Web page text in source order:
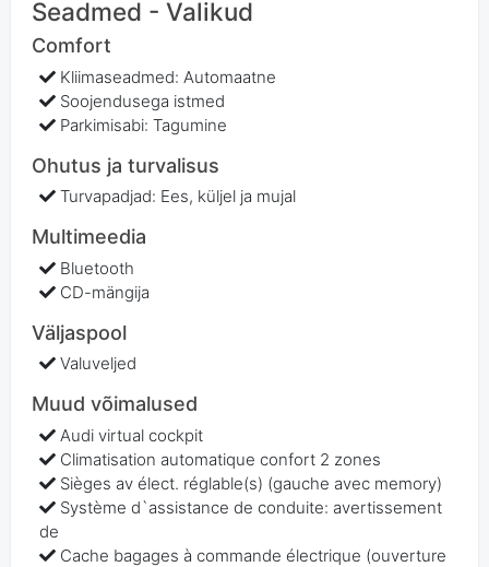
Seadmed - Valikud
Comfort
Kliimaseadmed: Automaatne
Soojendusega istmed
Parkimisabi: Tagumine
Ohutus ja turvalisus
Turvapadjad: Ees, küljel ja mujal
Multimeedia
Bluetooth
CD-mängija
Väljaspool
Valuveljed
Muud võimalused
Audi virtual cockpit
Climatisation automatique confort 2 zones
Sièges av élect. réglable(s) (gauche avec memory)
Système d`assistance de conduite: avertissement
de
Cache bagages à commande électrique (ouverture